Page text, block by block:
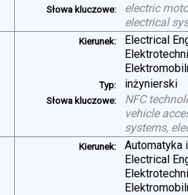
Słowa kluczowe:
electric
electrical
Kierunek:
Electrical
Typ: inżynierski
Słowa kluczowe:
NFC
vehicle
systems,
Kierunek:
Automatyka
Electrical